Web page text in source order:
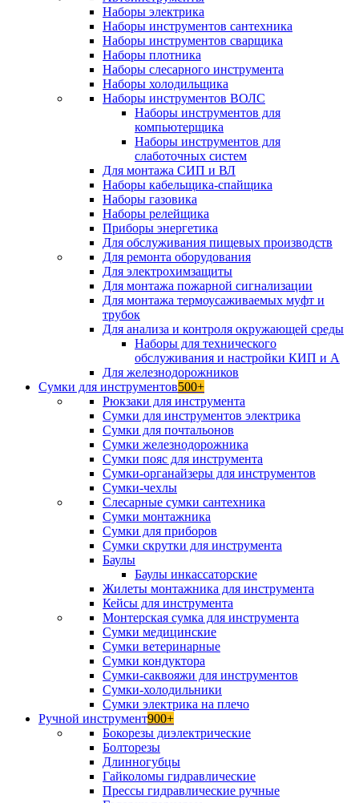
Наборы электрика
Наборы инструментов сантехника
Наборы инструментов сварщика
Наборы плотника
Наборы слесарного инструмента
Наборы холодильщика
Наборы инструментов ВОЛС
Наборы инструментов для
компьютерщика
Наборы инструментов для
слаботочных систем
Для монтажа СИП и ВЛ
Наборы кабельщика-спайщика
Наборы газовика
Наборы релейщика
Приборы энергетика
Для обслуживания пищевых производств
Для ремонта оборудования
Для электрохимзащиты
Для монтажа пожарной сигнализации
Для монтажа термоусаживаемых муфт и
трубок
Для анализа и контроля окружающей среды
Наборы для технического
обслуживания и настройки КИП и А
Для железнодорожников
Сумки для инструментов500+
Рюкзаки для инструмента
Сумки для инструментов электрика
Сумки для почтальонов
Сумки железнодорожника
Сумки пояс для инструмента
Сумки-органайзеры для инструментов
Сумки-чехлы
Слесарные сумки сантехника
Сумки монтажника
Сумки для приборов
Сумки скрутки для инструмента
Баулы
Баулы инкассаторские
Жилеты монтажника для инструмента
Кейсы для инструмента
Монтерская сумка для инструмента
Сумки медицинские
Сумки ветеринарные
Сумки кондуктора
Сумки-саквояжи для инструментов
Сумки-холодильники
Сумки электрика на плечо
Ручной инструмент900+
Бокорезы диэлектрические
Болторезы
Длинногубцы
Гайколомы гидравлические
Прессы гидравлические ручные